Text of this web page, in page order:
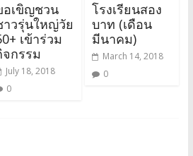
อเขิญชวน
าวรุ่นใหญ่วัย
เข้าร่วม
จกรรม
July 18, 2018
0
โรงเรียนสอง
บาท (เดือน
มีนาคม)
March 14, 2018
0